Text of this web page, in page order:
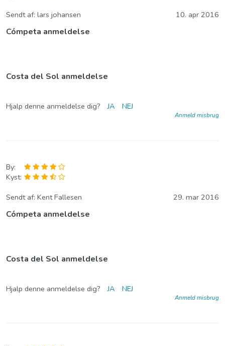
Sendt af: lars johansen 10. apr 2016
Cómpeta anmeldelse
Costa del Sol anmeldelse
Hjalp denne anmeldelse dig? JA NEJ
Anmeld misbrug
By:
Kyst:
Sendt af: Kent Fallesen 29. mar 2016
Cómpeta anmeldelse
Costa del Sol anmeldelse
Hjalp denne anmeldelse dig? JA NEJ
Anmeld misbrug